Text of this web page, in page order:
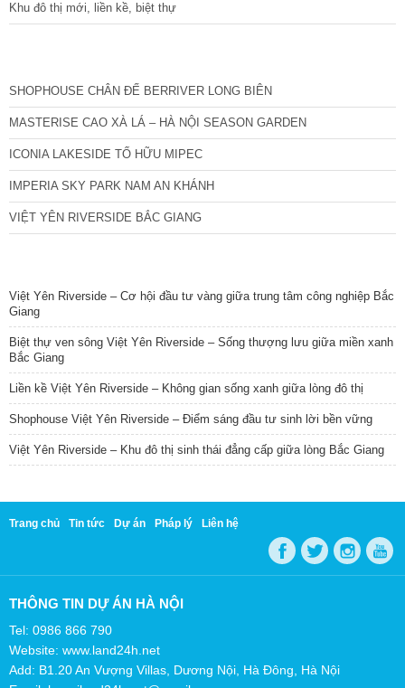
Khu đô thị mới, liền kề, biệt thự
SHOPHOUSE CHÂN ĐẾ BERRIVER LONG BIÊN
MASTERISE CAO XÀ LÁ – HÀ NỘI SEASON GARDEN
ICONIA LAKESIDE TỐ HỮU MIPEC
IMPERIA SKY PARK NAM AN KHÁNH
VIỆT YÊN RIVERSIDE BẮC GIANG
Việt Yên Riverside – Cơ hội đầu tư vàng giữa trung tâm công nghiệp Bắc
Giang
Biệt thự ven sông Việt Yên Riverside – Sống thượng lưu giữa miền xanh
Bắc Giang
Liền kề Việt Yên Riverside – Không gian sống xanh giữa lòng đô thị
Shophouse Việt Yên Riverside – Điểm sáng đầu tư sinh lời bền vững
Việt Yên Riverside – Khu đô thị sinh thái đẳng cấp giữa lòng Bắc Giang
Trang chủ Tin tức Dự án Pháp lý Liên hệ
THÔNG TIN DỰ ÁN HÀ NỘI
Tel: 0986 866 790
Website: www.land24h.net
Add: B1.20 An Vượng Villas, Dương Nội, Hà Đông, Hà Nội